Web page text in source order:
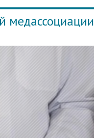
медассоциации